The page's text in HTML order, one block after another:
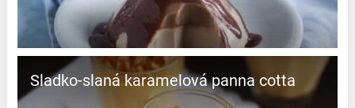
Sladko-slaná karamelová panna cotta